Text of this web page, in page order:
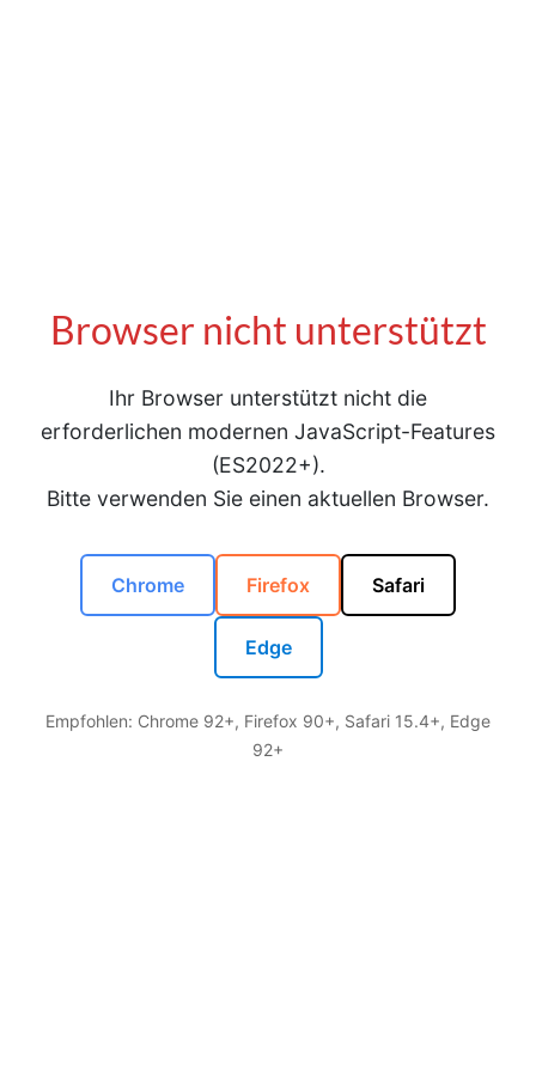
Browser nicht unterstützt
Ihr Browser unterstützt nicht die
erforderlichen modernen JavaScript-Features
(ES2022+).
Bitte verwenden Sie einen aktuellen Browser.
Chrome Firefox Safari
Edge
Empfohlen: Chrome 92+, Firefox 90+, Safari 15.4+, Edge
92+